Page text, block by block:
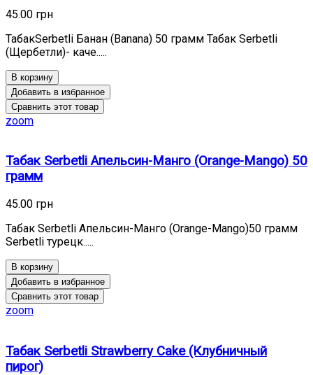
45.00 грн
ТабакSerbetli Банан (Banana) 50 грамм Табак Serbetli
(Щербетли)- каче.....
В корзину
Добавить в избранное
Сравнить этот товар
zoom
Табак Serbetli Апельсин-Манго (Orange-Mango) 50
грамм
45.00 грн
Табак Serbetli Апельсин-Манго (Orange-Mango)50 грамм
Serbetli турецк.....
В корзину
Добавить в избранное
Сравнить этот товар
zoom
Табак Serbetli Strawberry Cake (Клубничный
пирог)